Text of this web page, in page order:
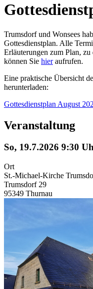
Trumsdorf und Wonsees
Gottesdienstplan. Alle
Erläuterungen zum Plan,
können Sie hieraufrufen.
Eine praktische Übersicht
herunterladen:
Gottesdienstplan August
Veranstaltung
So, 19.7.2026 9:30
Ort
St.-Michael-Kirche
Trumsdorf 29
95349 Thurnau